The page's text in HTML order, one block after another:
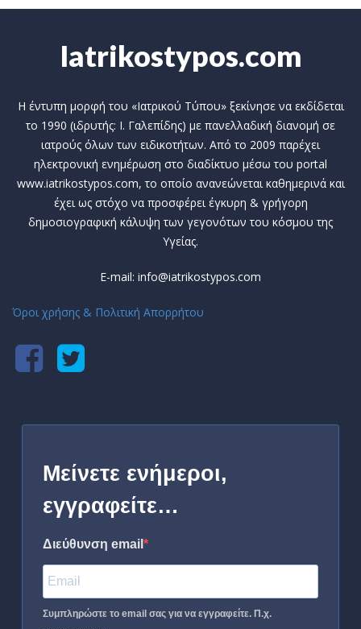
Iatrikostypos.com
Η έντυπη μορφή του «Ιατρικού Τύπου» ξεκίνησε να εκδίδεται
το 1990 (ιδρυτής: Ι. Γαλεπίδης) με πανελλαδική διανομή σε
ιατρούς όλων των ειδικοτήτων. Από το 2009 παρέχει
ηλεκτρονική ενημέρωση στο διαδίκτυο μέσω του portal
www.iatrikostypos.com, το οποίο ανανεώνεται καθημερινά και
έχει ως στόχο να προσφέρει έγκυρη & γρήγορη
δημοσιογραφική κάλυψη των γεγονότων του κόσμου της
Υγείας.
E-mail: info@iatrikostypos.com
Όροι χρήσης & Πολιτική Απορρήτου
Μείνετε ενήμεροι,
εγγραφείτε…
Διεύθυνση email
Συμπληρώστε το email σας για να εγγραφείτε. Π.χ.